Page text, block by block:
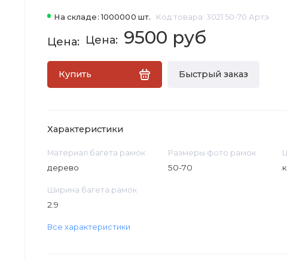
На складе: 1000000 шт. Код товара: 3021 50-70 Артэ
9500 руб
Купить Быстрый заказ
Характеристики
Материал багета рамок
дерево
Размеры фото рамок
50-70
Ширина багета рамок
2.9
Все характеристики